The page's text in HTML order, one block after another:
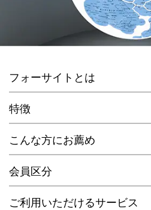
フォーサイトとは
特徴
こんな方にお薦め
会員区分
ご利用いただけるサービス